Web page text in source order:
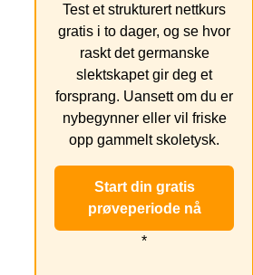
Test et strukturert nettkurs
gratis i to dager, og se hvor
raskt det germanske
slektskapet gir deg et
forsprang. Uansett om du er
nybegynner eller vil friske
opp gammelt skoletysk.
Start din gratis
prøveperiode nå
*